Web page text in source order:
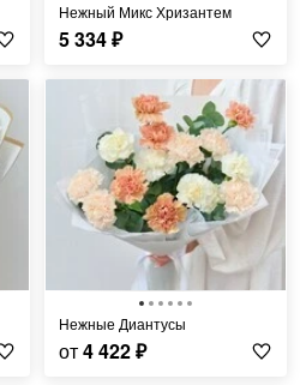
Нежный Микс Хризантем
5 334₽
Нежные Диантусы
от4 422₽